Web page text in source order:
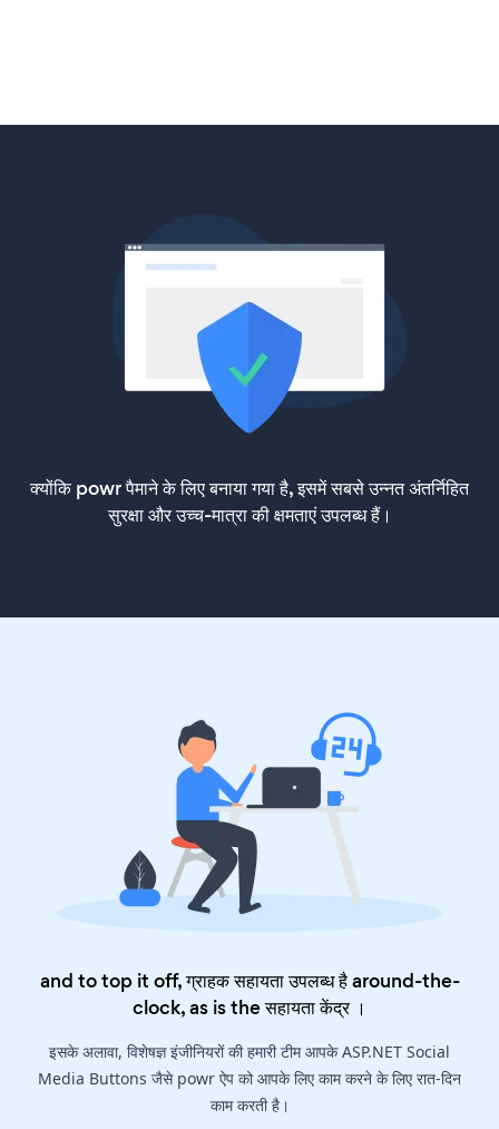
क्योंकि powr पैमाने के लिए बनाया गया है, इसमें सबसे उन्नत अंतर्निहित
सुरक्षा और उच्च-मात्रा की क्षमताएं उपलब्ध हैं।
and to top it off, ग्राहक सहायता उपलब्ध है around-the-
clock, as is theसहायता केंद्र।
इसके अलावा, विशेषज्ञ इंजीनियरों की हमारी टीम आपके ASP.NET Social
Media Buttons जैसे powr ऐप को आपके लिए काम करने के लिए रात-दिन
काम करती है।